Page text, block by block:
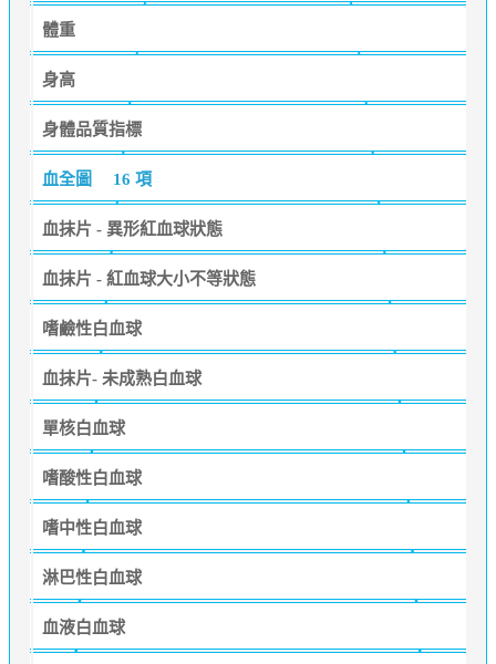
體重
身高
身體品質指標
血全圖 16 項
血抹片 - 異形紅血球狀態
血抹片 - 紅血球大小不等狀態
嗜鹼性白血球
血抹片- 未成熟白血球
單核白血球
嗜酸性白血球
嗜中性白血球
淋巴性白血球
血液白血球